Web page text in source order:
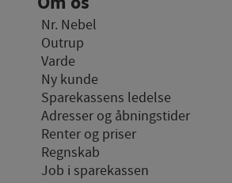
Nr. Nebel
Outrup
Varde
Ny kunde
Sparekassens ledelse
Adresser og åbningstider
Renter og priser
Regnskab
Job i sparekassen